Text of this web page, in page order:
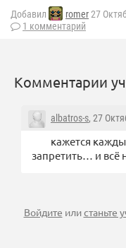
Добавил romer27
1 комментарий
Комментарии
albatros-s, 27
кажется
запретить… и всё
Войдите илистаньте